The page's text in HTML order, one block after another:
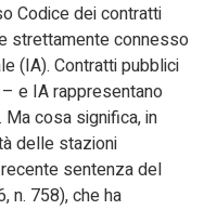
Codice dei contratti
strettamente connesso
(IA). Contratti pubblici
e IA rappresentano
Ma cosa significa, in
delle stazioni
sentenza del
n. 758), che ha